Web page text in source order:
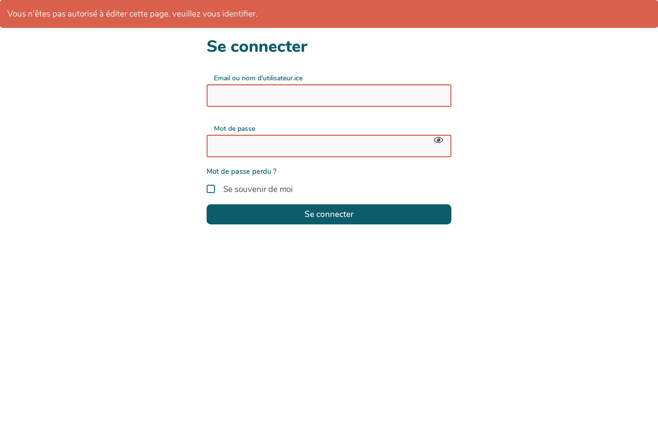
Vous n'êtes pas autorisé à éditer cette page. veuillez vous identifier.
Se connecter
Email ou nom d'utilisateur.ice
Mot de passe
Mot de passe perdu ?
Se souvenir de moi
Se connecter